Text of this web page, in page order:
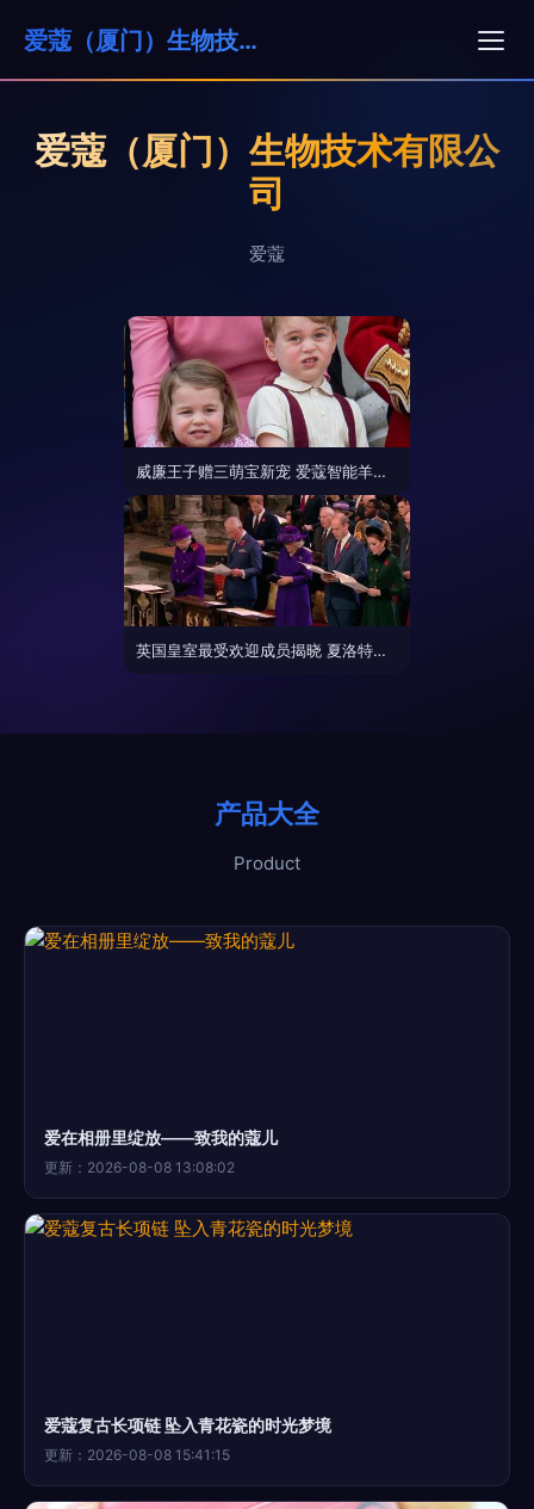
爱蔻（厦门）生物技术有限公司
爱蔻（厦门）生物技术有限公
司
爱蔻
威廉王子赠三萌宝新宠 爱蔻智能羊驼成王室新焦点，乔治王子笑容灿烂
英国皇室最受欢迎成员揭晓 夏洛特公主力压群雄，女王屈居第二
产品大全
Product
爱在相册里绽放——致我的蔻儿
更新：2026-08-08 13:08:02
爱蔻复古长项链 坠入青花瓷的时光梦境
更新：2026-08-08 15:41:15